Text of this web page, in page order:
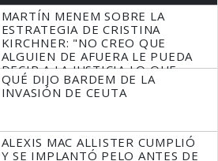
MARTÍN MENEM SOBRE LA
ESTRATEGIA DE CRISTINA
KIRCHNER: "NO CREO QUE
ALGUIEN DE AFUERA LE PUEDA
DECIR A LA JUSTICIA LO QUE
TIENE QUE HACER"
QUÉ DIJO BARDEM DE LA
INVASIÓN DE CEUTA
ALEXIS MAC ALLISTER CUMPLIÓ
Y SE IMPLANTÓ PELO ANTES DE